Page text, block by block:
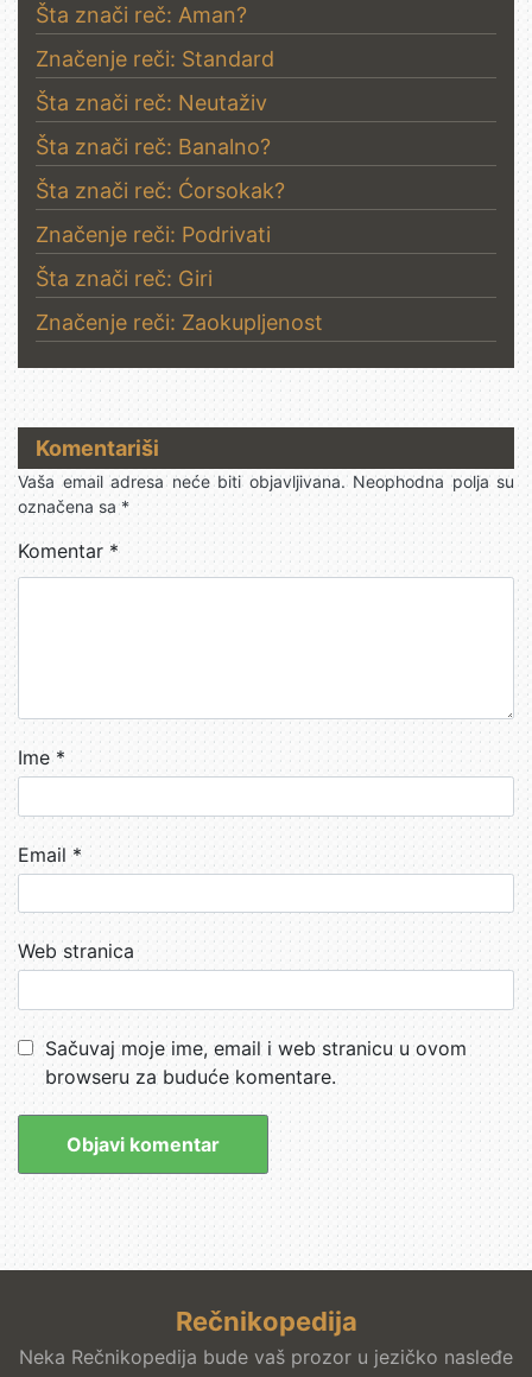
Šta znači reč: Aman?
Značenje reči: Standard
Šta znači reč: Neutaživ
Šta znači reč: Banalno?
Šta znači reč: Ćorsokak?
Značenje reči: Podrivati
Šta znači reč: Giri
Značenje reči: Zaokupljenost
Komentariši
Vaša email adresa neće biti objavljivana. Neophodna polja su
označena sa*
Komentar *
Ime*
Email*
Web stranica
Sačuvaj moje ime, email i web stranicu u ovom
browseru za buduće komentare.
Rečnikopedija
Neka Rečnikopedija bude vaš prozor u jezičko nasleđe